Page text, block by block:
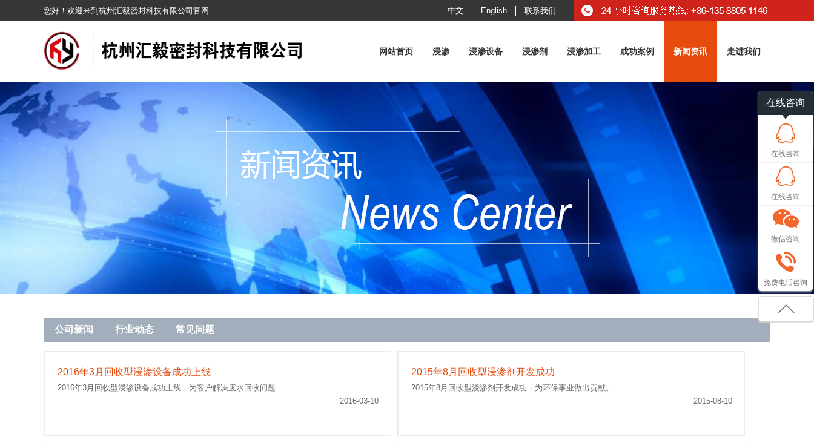
您好！欢迎来到杭州汇毅密封科技有限公司官网 中文 English 联系我们
网站首页 浸渗 浸渗设备 浸渗剂 浸渗加工 成功案例 新闻资讯 走进我们
公司新闻 行业动态 常见问题
2016年3月回收型浸渗设备成功上线
2016年3月回收型浸渗设备成功上线，为客户解决废水回收问题
2016-03-10
2015年8月回收型浸渗剂开发成功
2015年8月回收型浸渗剂开发成功，为环保事业做出贡献。
2015-08-10
在线咨询
在线咨询
在线咨询
微信咨询
免费电话咨询